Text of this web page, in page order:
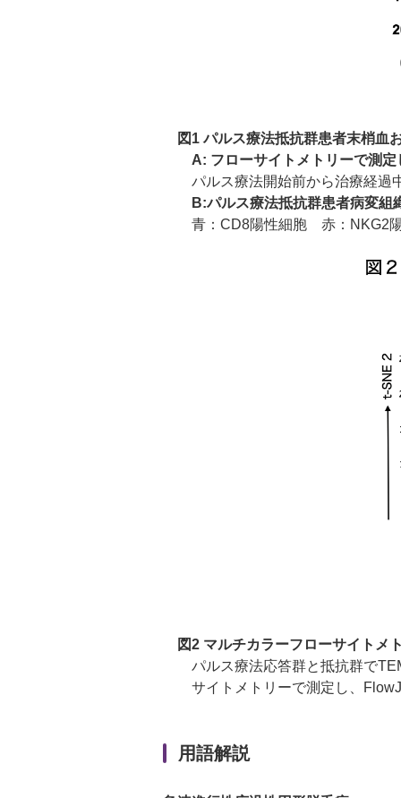
図1 パルス療法抵抗群患者末梢血
A: フローサイトメトリーで測
パルス療法開始前から治療経
B:パルス療法抵抗群患者病変組
青：CD8陽性細胞 赤：NKG2
図2 マルチカラーフローサイトメ
パルス療法応答群と抵抗群で
サイトメトリーで測定し、
用語解説